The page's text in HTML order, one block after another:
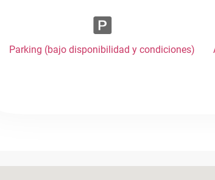
Parking (bajo disponibilidad y condiciones)